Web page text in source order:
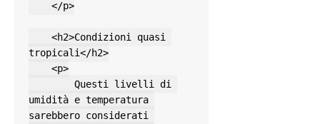
tropicali</h2>
umidità e temperatura
sarebbero considerati